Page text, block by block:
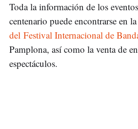
Toda la información de los
centenario puede encontrarse en la
del Festival Internacional de
Pamplona, así como la venta de
espectáculos.